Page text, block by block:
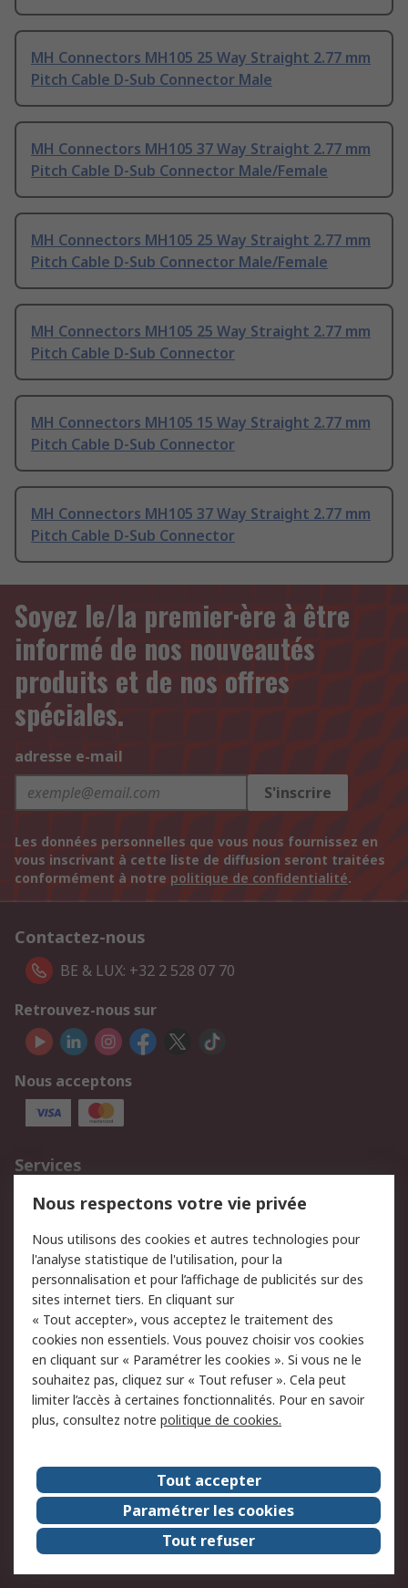
MH Connectors MH105 25 Way Straight 2.77 mm
Pitch Cable D-Sub Connector Male
MH Connectors MH105 37 Way Straight 2.77 mm
Pitch Cable D-Sub Connector Male/Female
MH Connectors MH105 25 Way Straight 2.77 mm
Pitch Cable D-Sub Connector Male/Female
MH Connectors MH105 25 Way Straight 2.77 mm
Pitch Cable D-Sub Connector
MH Connectors MH105 15 Way Straight 2.77 mm
Pitch Cable D-Sub Connector
MH Connectors MH105 37 Way Straight 2.77 mm
Pitch Cable D-Sub Connector
Soyez le/la premier·ère à être
informé de nos nouveautés
produits et de nos offres
spéciales.
adresse e-mail
S'inscrire
Les données personnelles que vous nous fournissez en
vous inscrivant à cette liste de diffusion seront traitées
conformément à notre politique de confidentialité.
Contactez-nous
BE & LUX: +32 2 528 07 70
Retrouvez-nous sur
Nous acceptons
Services
750.000 produits
2.500 marques
Retours
Support technique
Track & trace
Legal
Politique de cookies
Sécurité des e-mails
Politique de protection
des données - Mise à
jour
Conditions générales
de vente
A propos de RS
Le groupe RS Group
A propos de RS
RS dans le monde
Travaillez chez RS
ESG
Nous respectons votre vie privée
Nous utilisons des cookies et autres technologies pour
l'analyse statistique de l'utilisation, pour la
personnalisation et pour l’affichage de publicités sur des
sites internet tiers. En cliquant sur
« Tout accepter», vous acceptez le traitement des
cookies non essentiels. Vous pouvez choisir vos cookies
en cliquant sur « Paramétrer les cookies ». Si vous ne le
souhaitez pas, cliquez sur « Tout refuser ». Cela peut
limiter l’accès à certaines fonctionnalités. Pour en savoir
plus, consultez notre politique de cookies.
Tout accepter
Paramétrer les cookies
Tout refuser